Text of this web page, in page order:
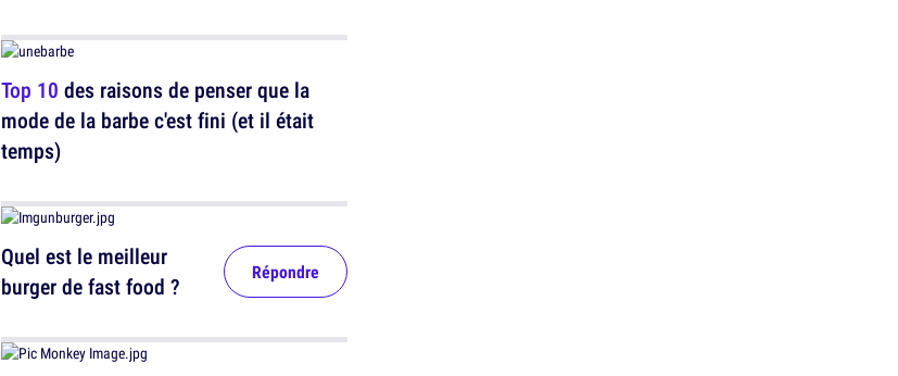
Top 10 des raisons de penser que la
mode de la barbe c'est fini (et il était
temps)
Quel est le meilleur
burger de fast food ?
Répondre